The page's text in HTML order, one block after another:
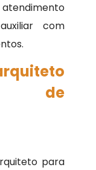
com
de
para